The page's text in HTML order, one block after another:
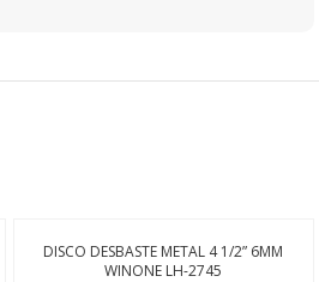
DISCO DESBASTE METAL 4 1/2” 6MM
WINONE LH-2745